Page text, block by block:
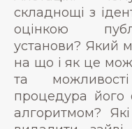
складнощі з
оцінкою
установи? Який
на що і як це
та
процедура його
алгоритмом?